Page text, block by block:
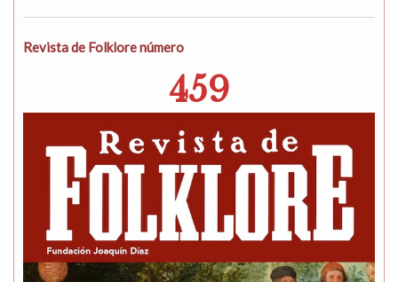
Revista de Folklore número
459